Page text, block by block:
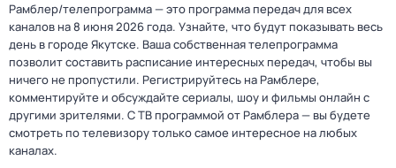
Рамблер/телепрограмма — это программа передач для всех
каналов на 8 июня 2026 года. Узнайте, что будут показывать весь
день в городе Якутске. Ваша собственная телепрограмма
позволит составить расписание интересных передач, чтобы вы
ничего не пропустили. Регистрируйтесь на Рамблере,
комментируйте и обсуждайте сериалы, шоу и фильмы онлайн с
другими зрителями. С ТВ программой от Рамблера — вы будете
смотреть по телевизору только самое интересное на любых
каналах.